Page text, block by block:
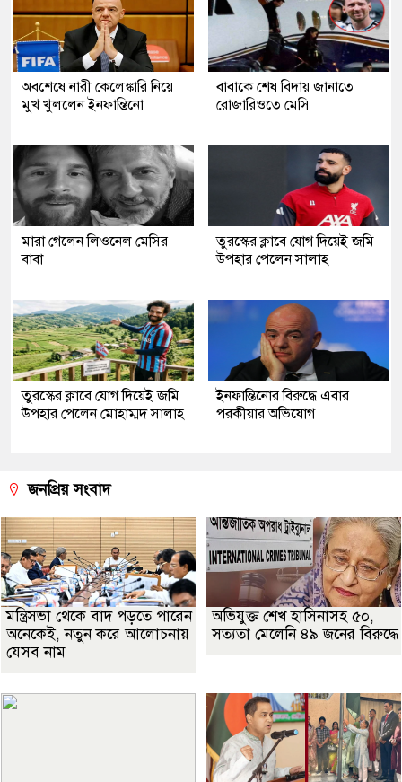
অবশেষে নারী কেলেঙ্কারি নিয়ে
মুখ খুললেন ইনফান্তিনো
বাবাকে শেষ বিদায় জানাতে
রোজারিওতে মেসি
মারা গেলেন লিওনেল মেসির
বাবা
তুরস্কের ক্লাবে যোগ দিয়েই জমি
উপহার পেলেন সালাহ
তুরস্কের ক্লাবে যোগ দিয়েই জমি
উপহার পেলেন মোহাম্মদ সালাহ
ইনফান্তিনোর বিরুদ্ধে এবার
পরকীয়ার অভিযোগ
জনপ্রিয় সংবাদ
মন্ত্রিসভা থেকে বাদ পড়তে পারেন
অনেকেই, নতুন করে আলোচনায়
যেসব নাম
অভিযুক্ত শেখ হাসিনাসহ ৫০,
সত্যতা মেলেনি ৪৯ জনের বিরুদ্ধে